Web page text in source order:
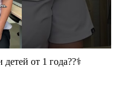
от 1 года??‍⚕️